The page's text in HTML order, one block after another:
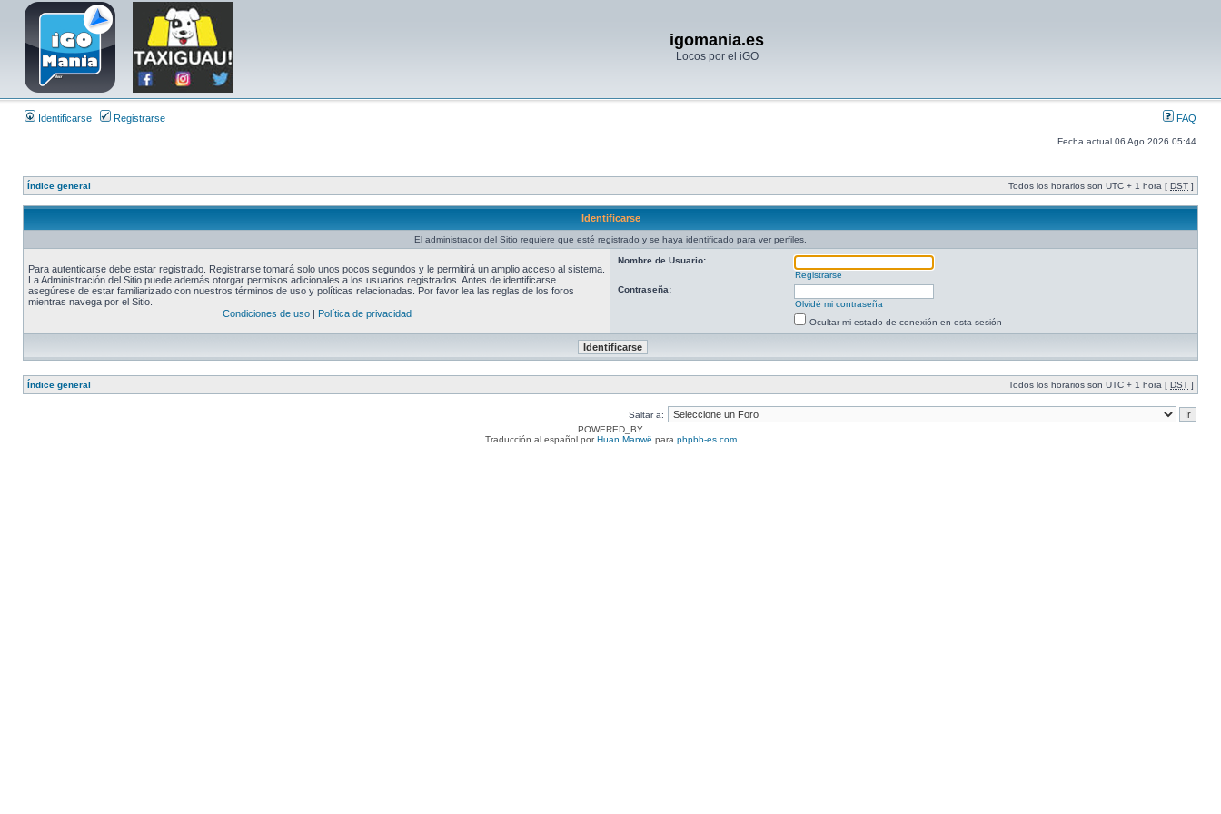
igomania.es
Locos por el iGO
Identificarse Registrarse FAQ
Fecha actual 06 Ago 2026 05:44
Índice general Todos los horarios son UTC + 1 hora [ DST ]
Identificarse
El administrador del Sitio requiere que esté registrado y se haya identificado para ver perfiles.
Para autenticarse debe estar registrado. Registrarse tomará solo unos pocos segundos y le permitirá un amplio acceso al sistema.
La Administración del Sitio puede además otorgar permisos adicionales a los usuarios registrados. Antes de identificarse
asegúrese de estar familiarizado con nuestros términos de uso y políticas relacionadas. Por favor lea las reglas de los foros
mientras navega por el Sitio.
Condiciones de uso| Política de privacidad
Nombre de Usuario:
Registrarse
Contraseña:
Olvidé mi contraseña
Ocultar mi estado de conexión en esta sesión
Índice general Todos los horarios son UTC + 1 hora [ DST ]
Saltar a:
POWERED_BY
Traducción al español porHuan Manwë para phpbb-es.com